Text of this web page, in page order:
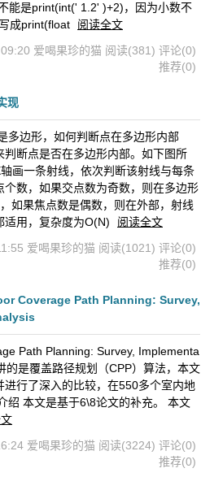
能是print(int(' 1.2' )+2)，因为小数不
成print(float
阅读全文
爱喝果珍的猫 阅读(381) 评论(0)
推荐(0)
现
多边形，如何判断点在多边形内部
判断点是否在多边形内部。如下图所
画一条射线，依次判断该射线与每条
个数，如果交点数为奇数，则在多边形
如果焦点数是偶数，则在外部，射线
适用，复杂度为O(N)
阅读全文
爱喝果珍的猫 阅读(1021) 评论(0)
推荐(0)
Coverage Path Planning: Survey,
Path Planning: Survey, Implementa
的是覆盖路径规划（CPP）算法，本文
进行了深入的比较，在550多个室内地
绍 本文是基于6\8论文的补充。 本文
爱喝果珍的猫 阅读(3224) 评论(0)
推荐(0)